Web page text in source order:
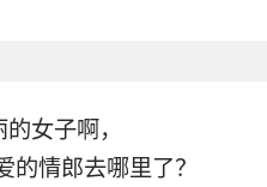
女子啊，
的情郎去哪里了？